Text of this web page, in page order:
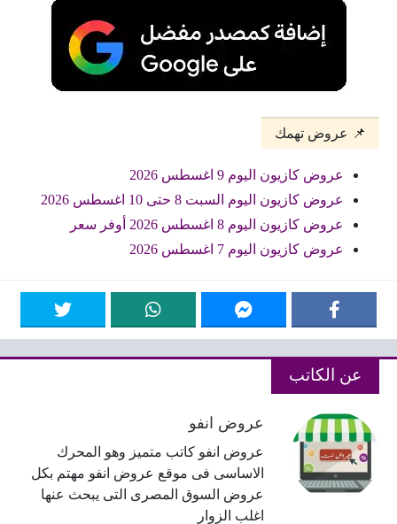
📌 عروض تهمك
عروض كازيون اليوم 9 اغسطس 2026
عروض كازيون اليوم السبت 8 حتى 10 اغسطس 2026
عروض كازيون اليوم 8 اغسطس 2026 أوفر سعر
عروض كازيون اليوم 7 اغسطس 2026
عن الكاتب
عروض انفو
عروض انفو كاتب متميز وهو المحرك
الاساسى فى موقع عروض انفو مهتم بكل
عروض السوق المصرى التى يبحث عنها
اغلب الزوار